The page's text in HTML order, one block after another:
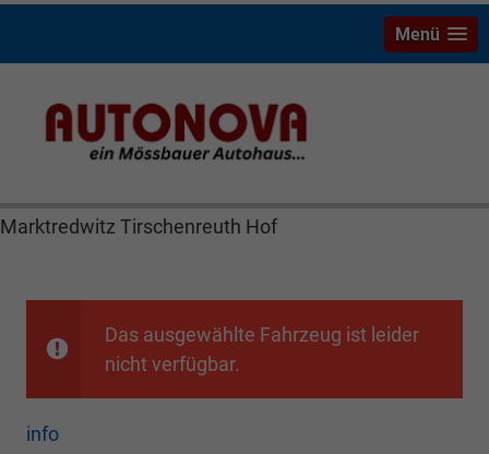
Skoda Octavia Bayreuth Nützel Mössbauer Autonova
Brucker Räthel MGS Autohaus günstig Finanzierung
Marktredwitz Tirschenreuth Hof
Menü
Das ausgewählte Fahrzeug ist leider
nicht verfügbar.
info